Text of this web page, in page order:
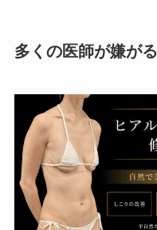
多くの医師が嫌がる